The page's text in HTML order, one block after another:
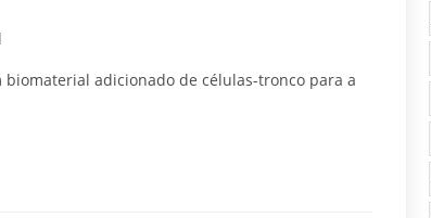
adicionado de células-tronco para a